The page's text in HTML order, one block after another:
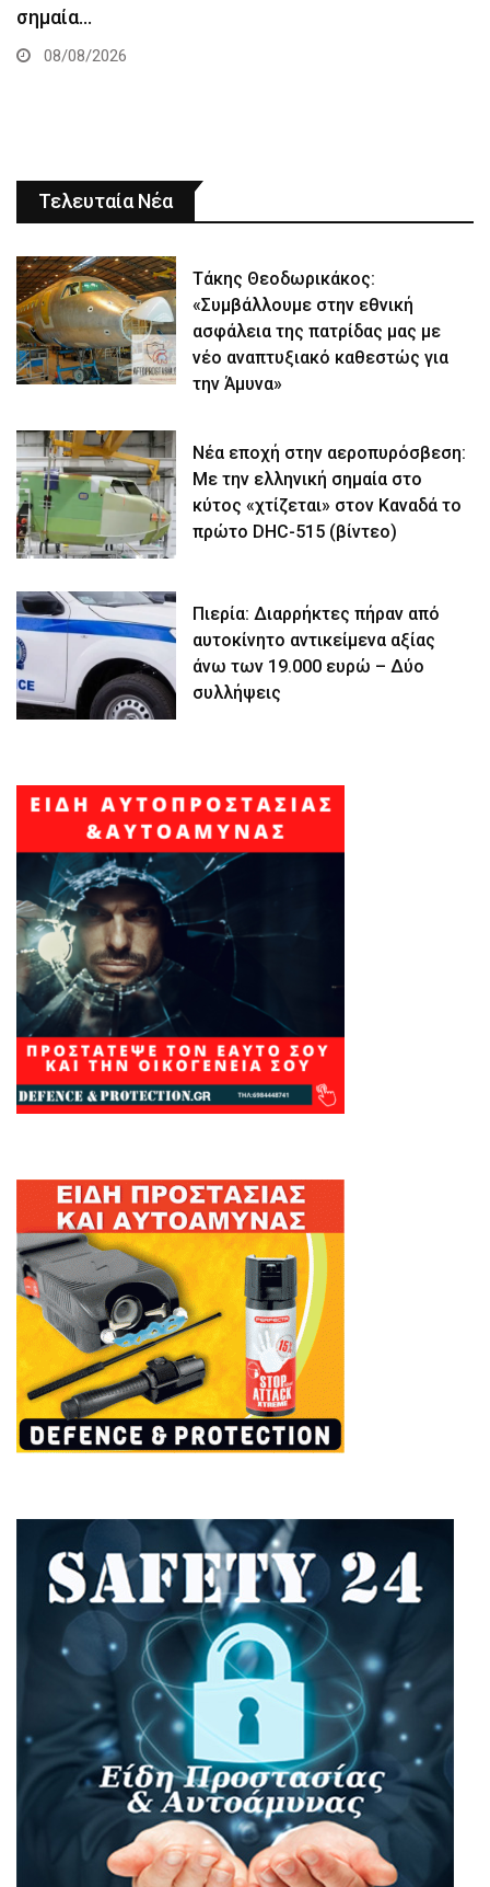
σημαία…
08/08/2026
Τελευταία Νέα
Τάκης Θεοδωρικάκος:
«Συμβάλλουμε στην εθνική
ασφάλεια της πατρίδας μας με
νέο αναπτυξιακό καθεστώς για
την Άμυνα»
Νέα εποχή στην αεροπυρόσβεση:
Με την ελληνική σημαία στο
κύτος «χτίζεται» στον Καναδά το
πρώτο DHC-515 (βίντεο)
Πιερία: Διαρρήκτες πήραν από
αυτοκίνητο αντικείμενα αξίας
άνω των 19.000 ευρώ – Δύο
συλλήψεις